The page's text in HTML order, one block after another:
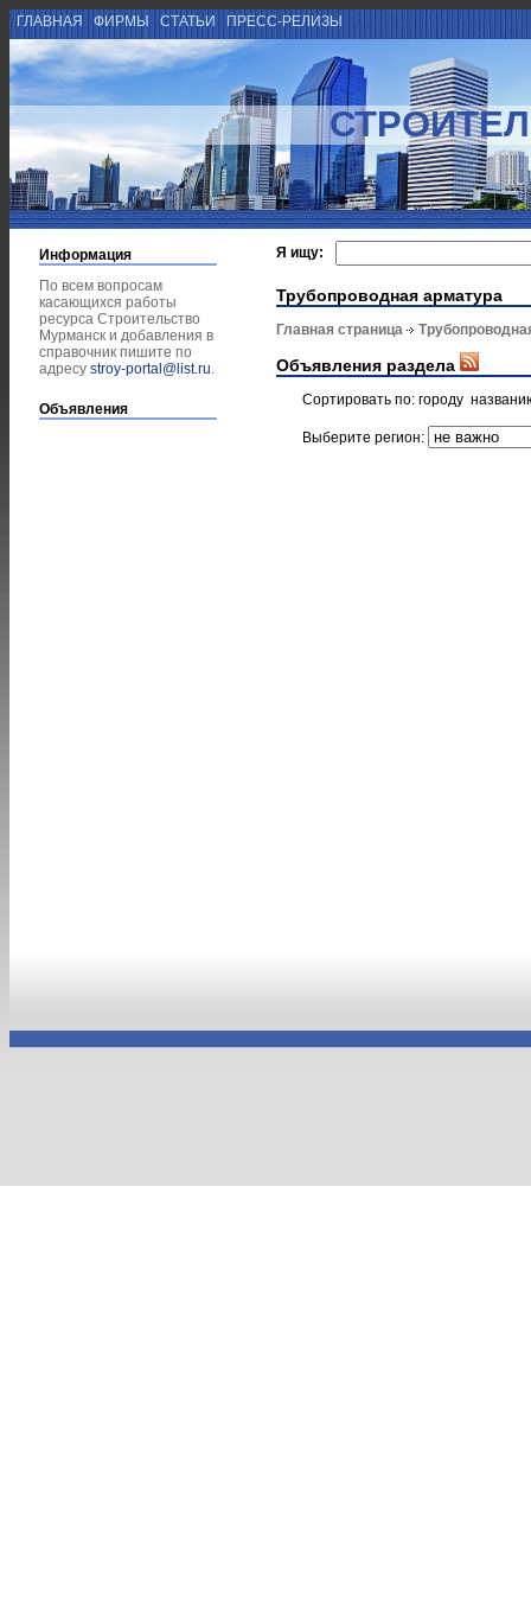
ГЛАВНАЯ ФИРМЫ СТАТЬИ ПРЕСС-РЕЛИЗЫ
Информация
По всем вопросам
касающихся работы
ресурса Строительство
Мурманск и добавления в
справочник пишите по
адресу stroy-portal@list.ru.
Объявления
Я ищу:
Трубопроводная арматура
Главная страница
Объявления раздела
Сортировать по: городу
Выберите регион: